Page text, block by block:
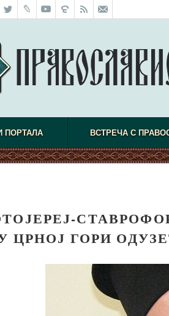
ПОРТАЛА ВСТРЕЧА С
ЦРНОЈ ГОРИ